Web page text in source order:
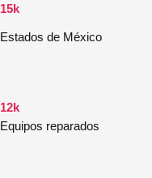
15k
Estados de México
12k
Equipos reparados